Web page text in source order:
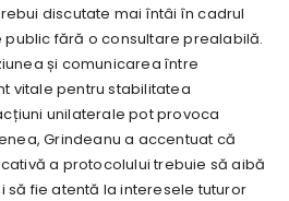
discutate mai întâi în cadrul
fără o consultare prealabilă.
și comunicarea între
vitale pentru stabilitatea
unilaterale pot provoca
Grindeanu a accentuat că
a protocolului trebuie să aibă
să fie atentă la interesele tuturor